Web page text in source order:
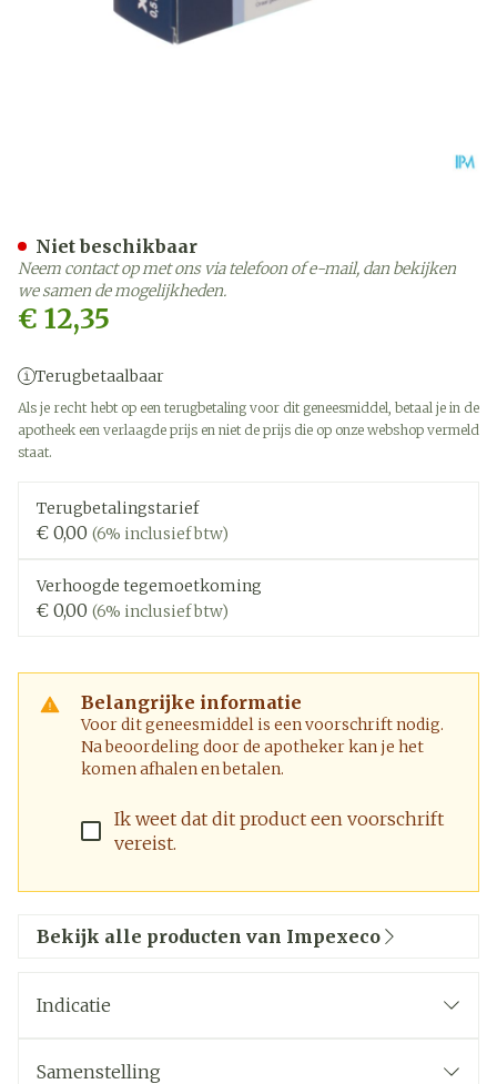
€ 12,35
Terugbetaalbaar
Als je recht hebt op een terugbetaling voor dit geneesmiddel, betaal je in de
apotheek een verlaagde prijs en niet de prijs die op onze webshop vermeld
staat.
Terugbetalingstarief
€ 0,00 (6% inclusief btw)
Verhoogde tegemoetkoming
€ 0,00 (6% inclusief btw)
Belangrijke informatie
Voor dit geneesmiddel is een voorschrift nodig.
Na beoordeling door de apotheker kan je het
komen afhalen en betalen.
Ik weet dat dit product een voorschrift
vereist.
Niet beschikbaar
Neem contact op met ons via telefoon of e-mail, dan bekijken
we samen de mogelijkheden.
Bekijk alle producten van Impexeco
Indicatie
Samenstelling